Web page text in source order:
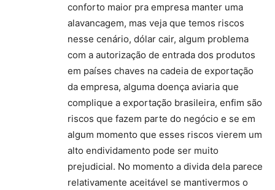
conforto maior pra empresa manter uma
alavancagem, mas veja que temos riscos
nesse cenário, dólar cair, algum problema
com a autorização de entrada dos produtos
em países chaves na cadeia de exportação
da empresa, alguma doença aviaria que
complique a exportação brasileira, enfim são
riscos que fazem parte do negócio e se em
algum momento que esses riscos vierem um
alto endividamento pode ser muito
prejudicial. No momento a divida dela parece
relativamente aceitável se mantivermos o